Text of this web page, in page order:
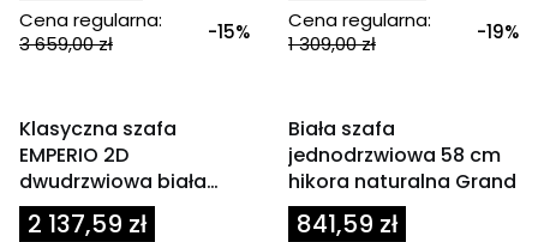
Cena regularna:
3 659,00 zł
-15%
Cena regularna:
1 309,00 zł
-19%
Powiadom mnie o
Klasyczna szafa
EMPERIO 2D
dwudrzwiowa biała
matowa 107 cm
2 137,59 zł
Biała szafa
jednodrzwiowa 58 cm
hikora naturalna Grand
841,59 zł